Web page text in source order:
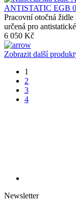
ANTISTATIC EGB
Pracovní otočná
určená pro
6 050 Kč
Zobrazit další
1
2
3
4
Newsletter